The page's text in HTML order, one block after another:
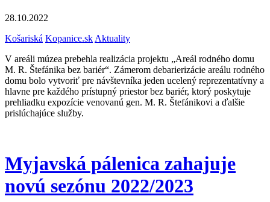
28.10.2022
Košariská Kopanice.sk Aktuality
V areáli múzea prebehla realizácia projektu „Areál rodného domu
M. R. Štefánika bez bariér“. Zámerom debarierizácie areálu rodného
domu bolo vytvoriť pre návštevníka jeden ucelený reprezentatívny a
hlavne pre každého prístupný priestor bez bariér, ktorý poskytuje
prehliadku expozície venovanú gen. M. R. Štefánikovi a ďalšie
prislúchajúce služby.
Myjavská pálenica zahajuje
novú sezónu 2022/2023